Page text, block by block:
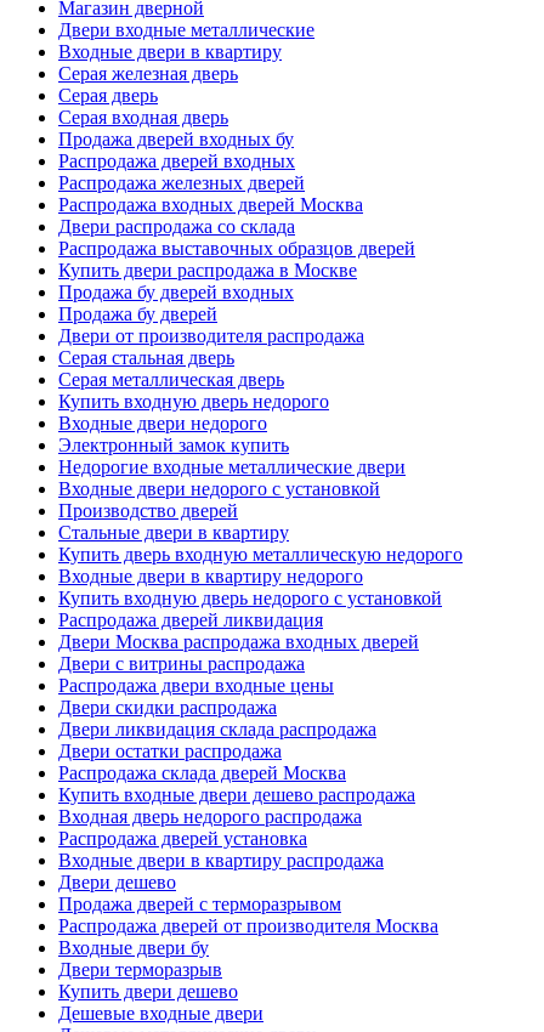
Магазин дверной
Двери входные металлические
Входные двери в квартиру
Серая железная дверь
Серая дверь
Серая входная дверь
Продажа дверей входных бу
Распродажа дверей входных
Распродажа железных дверей
Распродажа входных дверей Москва
Двери распродажа со склада
Распродажа выставочных образцов дверей
Купить двери распродажа в Москве
Продажа бу дверей входных
Продажа бу дверей
Двери от производителя распродажа
Серая стальная дверь
Серая металлическая дверь
Купить входную дверь недорого
Входные двери недорого
Электронный замок купить
Недорогие входные металлические двери
Входные двери недорого с установкой
Производство дверей
Стальные двери в квартиру
Купить дверь входную металлическую недорого
Входные двери в квартиру недорого
Купить входную дверь недорого с установкой
Распродажа дверей ликвидация
Двери Москва распродажа входных дверей
Двери с витрины распродажа
Распродажа двери входные цены
Двери скидки распродажа
Двери ликвидация склада распродажа
Двери остатки распродажа
Распродажа склада дверей Москва
Купить входные двери дешево распродажа
Входная дверь недорого распродажа
Распродажа дверей установка
Входные двери в квартиру распродажа
Двери дешево
Продажа дверей с терморазрывом
Распродажа дверей от производителя Москва
Входные двери бу
Двери терморазрыв
Купить двери дешево
Дешевые входные двери